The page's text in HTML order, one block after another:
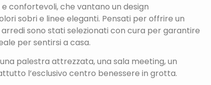
confortevoli, che vantano un design
sobri e linee eleganti. Pensati per offrire un
sono stati selezionati con cura per garantire
per sentirsi a casa.
palestra attrezzata, una sala meeting, un
l’esclusivo centro benessere in grotta.